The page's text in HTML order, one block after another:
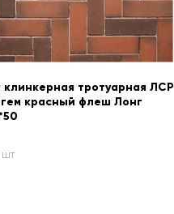
клинкерная тротуарная ЛСР
красный флеш Лонг
шт